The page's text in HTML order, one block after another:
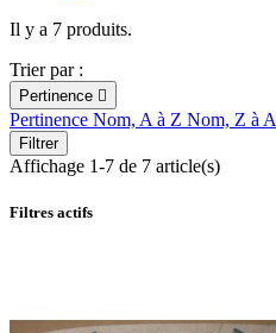
Il y a 7 produits.
Trier par :
Pertinence 
Pertinence Nom, A à Z Nom, Z à A
Filtrer
Affichage 1-7 de 7 article(s)
Filtres actifs